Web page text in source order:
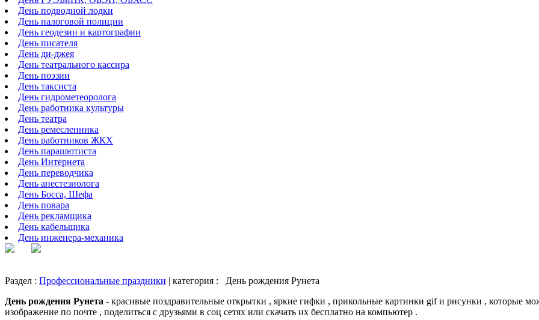
День подводной лодки
День налоговой полиции
День геодезии и картографии
День писателя
День ди-джея
День театрального кассира
День поэзии
День таксиста
День гидрометеоролога
День работника культуры
День театра
День ремесленника
День работников ЖКХ
День парашютиста
День Интернета
День переводчика
День анестезиолога
День Босса, Шефа
День повара
День рекламщика
День кабельщика
День инженера-механика
Раздел : Профессиональные праздники | категория : День рождения Рунета
День рождения Рунета - красивые поздравительные открытки , яркие гифки , прикольные картинки gif и рисунки , которые
изображение по почте , поделиться с друзьями в соц сетях или скачать их бесплатно на компьютер .